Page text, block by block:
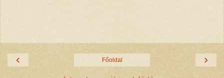
‹ ›
Főoldal